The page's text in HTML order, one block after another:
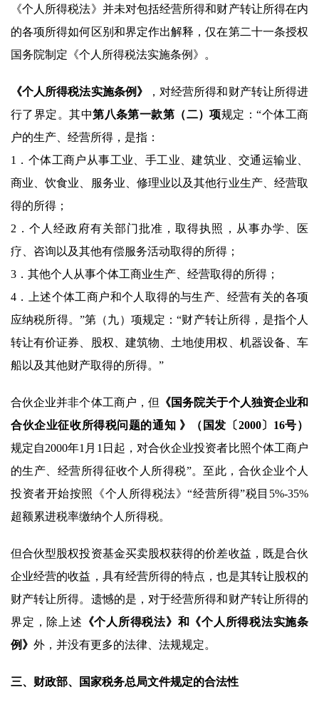
《个人所得税法》并未对包括经营所得和财产转让所得在内
的各项所得如何区别和界定作出解释，仅在第二十一条授权
国务院制定《个人所得税法实施条例》。
《个人所得税法实施条例》
，对经营所得和财产转让所得进
行了界定。其中第八条第一款第（二）项规定：“个体工商
户的生产、经营所得，是指：
1．个体工商户从事工业、手工业、建筑业、交通运输业、
商业、饮食业、服务业、修理业以及其他行业生产、经营取
得的所得；
2．个人经政府有关部门批准，取得执照，从事办学、医
疗、咨询以及其他有偿服务活动取得的所得；
3．其他个人从事个体工商业生产、经营取得的所得；
4．上述个体工商户和个人取得的与生产、经营有关的各项
应纳税所得。”第（九）项规定：“财产转让所得，是指个人
转让有价证券、股权、建筑物、土地使用权、机器设备、车
船以及其他财产取得的所得。”
合伙企业并非个体工商户，但
《国务院关于个人独资企业和
合伙企业征收所得税问题的通知 》（国发〔2000〕16号）
规定自2000年1月1日起，对合伙企业投资者比照个体工商户
的生产、经营所得征收个人所得税”。至此，合伙企业个人
投资者开始按照《个人所得税法》“经营所得”税目5%-35%
超额累进税率缴纳个人所得税。
但合伙型股权投资基金买卖股权获得的价差收益，既是合伙
企业经营的收益，具有经营所得的特点，也是其转让股权的
财产转让所得。遗憾的是，对于经营所得和财产转让所得的
界定，除上述 《个人所得税法》和《个人所得税法实施条
例》 外，并没有更多的法律、法规规定。
三、 财政部、国家税务总局文件规定的合法性